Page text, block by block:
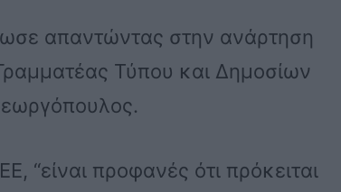
απαντώντας στην ανάρτηση
Τύπου και Δημοσίων
προφανές ότι πρόκειται